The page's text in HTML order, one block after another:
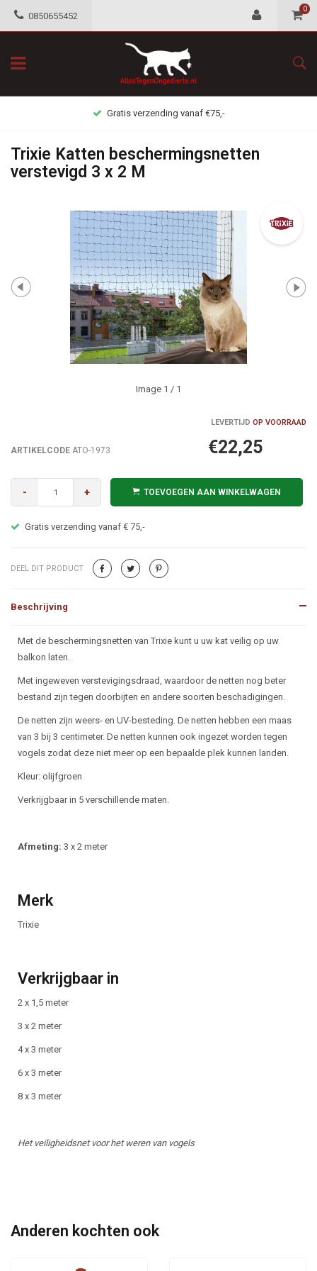
0850655452
0
Gratis verzending vanaf €75,-
Trixie Katten beschermingsnetten
verstevigd 3 x 2 M
Image 1 / 1
LEVERTIJD OP VOORRAAD
ARTIKELCODE ATO-1973 €22,25
- + TOEVOEGEN AAN WINKELWAGEN
Gratis verzending vanaf € 75,-
DEEL DIT PRODUCT
Beschrijving
Beschrijving
Met de beschermingsnetten van Trixie kunt u uw kat veilig op uw
balkon laten.
Met ingeweven verstevigingsdraad, waardoor de netten nog beter
bestand zijn tegen doorbijten en andere soorten beschadigingen.
De netten zijn weers- en UV-besteding. De netten hebben een maas
van 3 bij 3 centimeter. De netten kunnen ook ingezet worden tegen
vogels zodat deze niet meer op een bepaalde plek kunnen landen.
Kleur: olijfgroen
Verkrijgbaar in 5 verschillende maten.
Afmeting: 3 x 2 meter
Merk
Trixie
Verkrijgbaar in
2 x 1,5 meter
3 x 2 meter
4 x 3 meter
6 x 3 meter
8 x 3 meter
Het veiligheidsnet voor het weren van vogels
Anderen kochten ook